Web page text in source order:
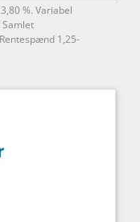
%. Variabel
1,25-